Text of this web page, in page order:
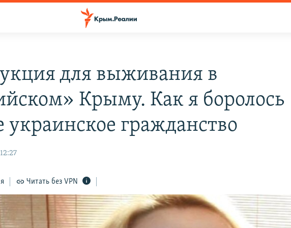
для выживания в
Крыму. Как я боролось
украинское гражданство
Читать без VPN